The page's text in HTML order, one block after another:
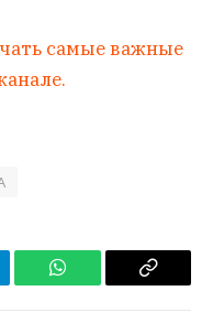
самые важные
WhatsApp Copy